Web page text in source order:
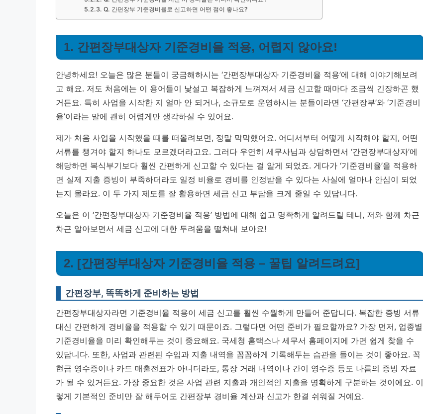
Q. 간편장부 기준경비율로 신고하면 어떤 점이 좋나요?
1. 간편장부대상자 기준경비율 적용, 어렵지 않아요!
안녕하세요! 오늘은 많은 분들이 궁금해하시는 ‘간편장부대상자 기준경비율 적용’에 대해 이야기해보려
고 해요. 저도 처음에는 이 용어들이 낯설고 복잡하게 느껴져서 세금 신고할 때마다 조금씩 긴장하곤 했
거든요. 특히 사업을 시작한 지 얼마 안 되거나, 소규모로 운영하시는 분들이라면 ‘간편장부’와 ‘기준경비
율’이라는 말에 괜히 어렵게만 생각하실 수 있어요.
제가 처음 사업을 시작했을 때를 떠올려보면, 정말 막막했어요. 어디서부터 어떻게 시작해야 할지, 어떤
서류를 챙겨야 할지 하나도 모르겠더라고요. 그러다 우연히 세무사님과 상담하면서 ‘간편장부대상자’에
해당하면 복식부기보다 훨씬 간편하게 신고할 수 있다는 걸 알게 되었죠. 게다가 ‘기준경비율’을 적용하
면 실제 지출 증빙이 부족하더라도 일정 비율로 경비를 인정받을 수 있다는 사실에 얼마나 안심이 되었
는지 몰라요. 이 두 가지 제도를 잘 활용하면 세금 신고 부담을 크게 줄일 수 있답니다.
오늘은 이 ‘간편장부대상자 기준경비율 적용’ 방법에 대해 쉽고 명확하게 알려드릴 테니, 저와 함께 차근
차근 알아보면서 세금 신고에 대한 두려움을 떨쳐내 보아요!
2. [간편장부대상자 기준경비율 적용 – 꿀팁 알려드려요]
간편장부, 똑똑하게 준비하는 방법
간편장부대상자라면 기준경비율 적용이 세금 신고를 훨씬 수월하게 만들어 준답니다. 복잡한 증빙 서류
대신 간편하게 경비율을 적용할 수 있기 때문이죠. 그렇다면 어떤 준비가 필요할까요? 가장 먼저, 업종별
기준경비율을 미리 확인해두는 것이 중요해요. 국세청 홈택스나 세무서 홈페이지에 가면 쉽게 찾을 수
있답니다. 또한, 사업과 관련된 수입과 지출 내역을 꼼꼼하게 기록해두는 습관을 들이는 것이 좋아요. 꼭
현금 영수증이나 카드 매출전표가 아니더라도, 통장 거래 내역이나 간이 영수증 등도 나름의 증빙 자료
가 될 수 있거든요. 가장 중요한 것은 사업 관련 지출과 개인적인 지출을 명확하게 구분하는 것이에요. 이
렇게 기본적인 준비만 잘 해두어도 간편장부 경비율 계산과 신고가 한결 쉬워질 거예요.